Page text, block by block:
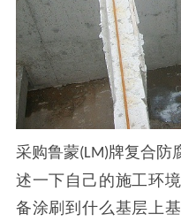
采购鲁蒙(LM)牌复合防
述一下自己的施工环
备涂刷到什么基层上